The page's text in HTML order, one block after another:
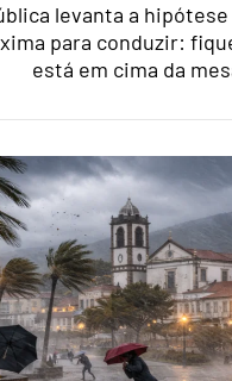
levanta a
para conduzir:
está em cima da